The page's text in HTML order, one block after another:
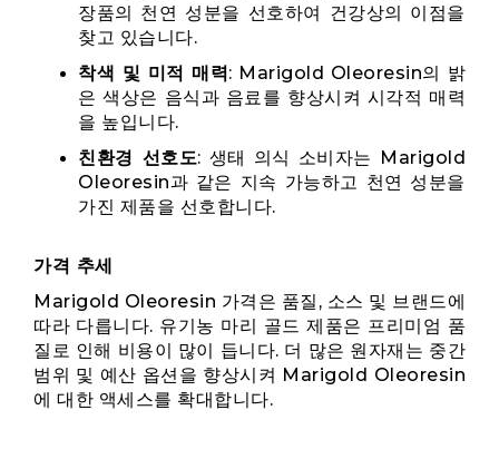
장품의 천연 성분을 선호하여 건강상의 이점을
찾고 있습니다.
착색 및 미적 매력: Marigold Oleoresin의 밝
은 색상은 음식과 음료를 향상시켜 시각적 매력
을 높입니다.
친환경 선호도: 생태 의식 소비자는 Marigold
Oleoresin과 같은 지속 가능하고 천연 성분을
가진 제품을 선호합니다.
가격 추세
Marigold Oleoresin 가격은 품질, 소스 및 브랜드에
따라 다릅니다. 유기농 마리 골드 제품은 프리미엄 품
질로 인해 비용이 많이 듭니다. 더 많은 원자재는 중간
범위 및 예산 옵션을 향상시켜 Marigold Oleoresin
에 대한 액세스를 확대합니다.